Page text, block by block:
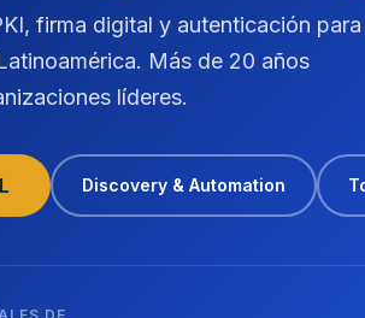
firma digital y autenticación para
Más de 20 años
líderes.
Discovery & Automation